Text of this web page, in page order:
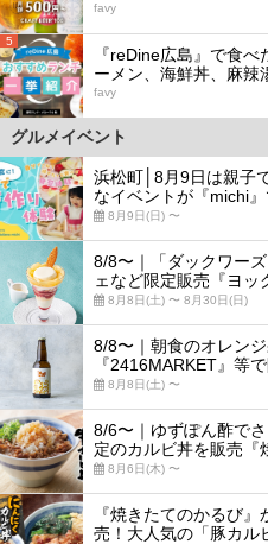
favy
5
『reDine広島』で食
ーメン、海鮮丼、麻辣
favy
グルメイベント
浜松町│8月9日は親子
なイベントが『michi
8月9日(日) 〜
8/8〜｜「ダックワー
ェなど限定販売『ヨッ
8月8日(土) 〜 8月30日(日)
8/8〜｜朝食のオレン
『2416MARKET』等
8月8日(土) 〜
8/6〜｜ゆずぽん酢で
定のカルビ丼を販売『
8月6日(木) 〜
『焼きたてのかるび
売！大人気の「豚カル